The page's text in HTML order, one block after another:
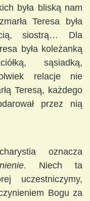
była bliską nam
Teresa była
siostrą… Dla
była koleżanką
sąsiadką,
relacje nie
Teresą, każdego
przez nią
oznacza
. Niech ta
uczestniczymy,
Bogu za